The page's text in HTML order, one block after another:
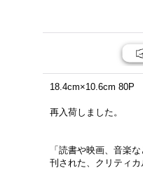
18.4cm×10.6cm 80P
再入荷しました。
「読書や映画、音楽
刊された、クリティ